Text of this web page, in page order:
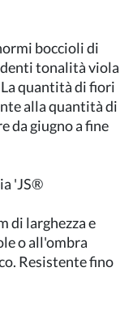
boccioli di
tonalità viola
quantità di fiori
alla quantità di
da giugno a fine
'JS®
di larghezza e
o all'ombra
Resistente fino